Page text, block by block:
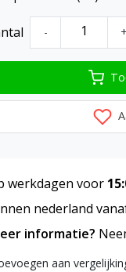
- +
werkdagen voor
nederland
informatie?
aan